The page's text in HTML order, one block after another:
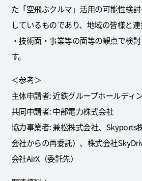
た「空飛ぶクルマ」活用の可能性検
しているものであり、地域の皆様と
・技術面・事業等の面等の観点で検
す。
＜参考＞
主体申請者: 近鉄グループホールディ
共同申請者: 中部電力株式会社
協力事業者: 兼松株式会社、Skyports
会社からの再委託）、株式会社
会社AirX（委託先）